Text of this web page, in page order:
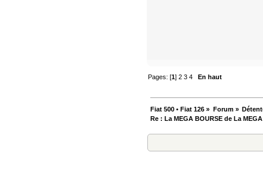
Pages: [1]2 3 4 En haut
Fiat 500 • Fiat 126 » Forum»
Re : La MEGA BOURSE de La